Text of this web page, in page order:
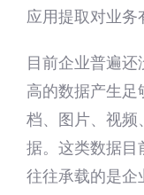
应用提取对业务
目前企业普遍
高的数据产生足
档、图片、视频
据。这类数据目
往往承载的是企